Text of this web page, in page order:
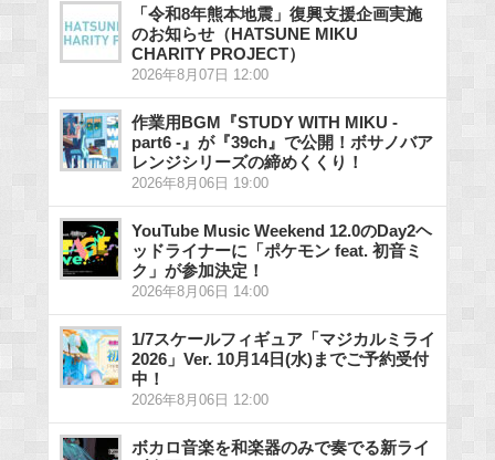
「令和8年熊本地震」復興支援企画実施
のお知らせ（HATSUNE MIKU
CHARITY PROJECT）
2026年8月07日 12:00
作業用BGM『STUDY WITH MIKU -
part6 -』が『39ch』で公開！ボサノバア
レンジシリーズの締めくくり！
2026年8月06日 19:00
YouTube Music Weekend 12.0のDay2ヘ
ッドライナーに「ポケモン feat. 初音ミ
ク」が参加決定！
2026年8月06日 14:00
1/7スケールフィギュア「マジカルミライ
2026」Ver. 10月14日(水)までご予約受付
中！
2026年8月06日 12:00
ボカロ音楽を和楽器のみで奏でる新ライ